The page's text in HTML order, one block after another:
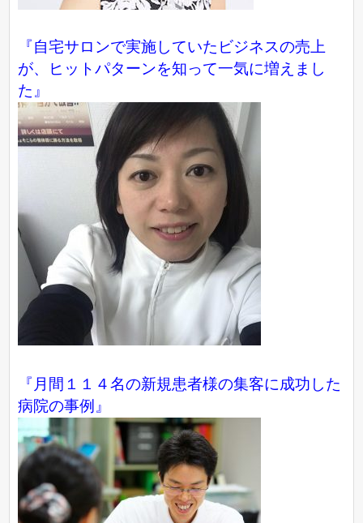
『自宅サロンで実施していたビジネスの売上
が、ヒットパターンを知って一気に増えまし
た』
『月間１１４名の新規患者様の集客に成功した
病院の事例』